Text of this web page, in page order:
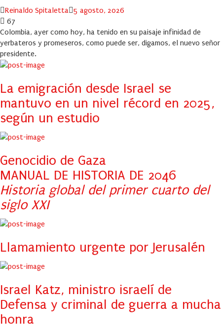
Author
Reinaldo Spitaletta Posted
5 agosto, 2026
67
Colombia, ayer como hoy, ha tenido en su paisaje infinidad de
yerbateros y promeseros, como puede ser, digamos, el nuevo señor
presidente.
La emigración desde Israel se
mantuvo en un nivel récord en 2025,
según un estudio
Genocidio de Gaza
MANUAL DE HISTORIA DE 2046
Historia global del primer cuarto del
siglo XXI
Llamamiento urgente por Jerusalén
Israel Katz, ministro israelí de
Defensa y criminal de guerra a mucha
honra